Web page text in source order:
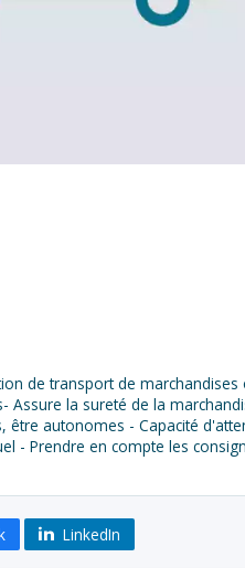
de transport de
Assure la sureté de la
être autonomes - Capacité
- Prendre en compte les
LinkedIn